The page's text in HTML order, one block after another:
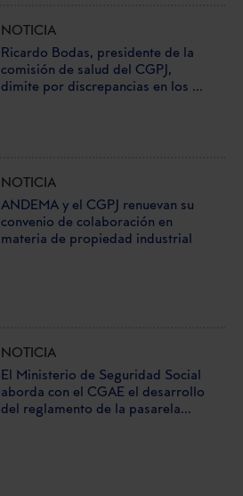
NOTICIA
Ricardo Bodas, presidente de la
comisión de salud del CGPJ,
dimite por discrepancias en los ...
NOTICIA
ANDEMA y el CGPJ renuevan su
convenio de colaboración en
materia de propiedad industrial
NOTICIA
El Ministerio de Seguridad Social
aborda con el CGAE el desarrollo
del reglamento de la pasarela...